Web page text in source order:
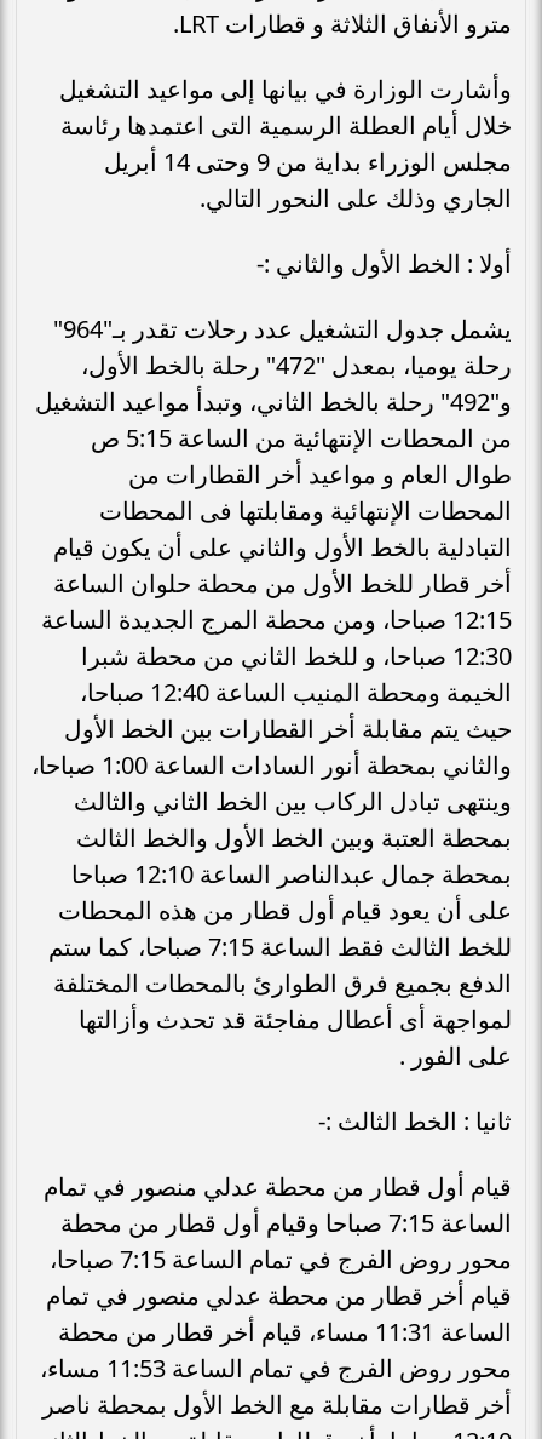
مترو الأنفاق الثلاثة و قطارات LRT.
وأشارت الوزارة في بيانها إلى مواعيد التشغيل
خلال أيام العطلة الرسمية التى اعتمدها رئاسة
مجلس الوزراء بداية من 9 وحتى 14 أبريل
الجاري وذلك على النحور التالي.
أولا : الخط الأول والثاني :-
يشمل جدول التشغيل عدد رحلات تقدر بـ"964"
رحلة يوميا، بمعدل "472" رحلة بالخط الأول،
و"492" رحلة بالخط الثاني، وتبدأ مواعيد التشغيل
من المحطات الإنتهائية من الساعة 5:15 ص
طوال العام و مواعيد أخر القطارات من
المحطات الإنتهائية ومقابلتها فى المحطات
التبادلية بالخط الأول والثاني على أن يكون قيام
أخر قطار للخط الأول من محطة حلوان الساعة
12:15 صباحا، ومن محطة المرج الجديدة الساعة
12:30 صباحا، و للخط الثاني من محطة شبرا
الخيمة ومحطة المنيب الساعة 12:40 صباحا،
حيث يتم مقابلة أخر القطارات بين الخط الأول
والثاني بمحطة أنور السادات الساعة 1:00 صباحا،
وينتهى تبادل الركاب بين الخط الثاني والثالث
بمحطة العتبة وبين الخط الأول والخط الثالث
بمحطة جمال عبدالناصر الساعة 12:10 صباحا
على أن يعود قيام أول قطار من هذه المحطات
للخط الثالث فقط الساعة 7:15 صباحا، كما ستم
الدفع بجميع فرق الطوارئ بالمحطات المختلفة
لمواجهة أى أعطال مفاجئة قد تحدث وأزالتها
على الفور .
ثانيا : الخط الثالث :-
قيام أول قطار من محطة عدلي منصور في تمام
الساعة 7:15 صباحا وقيام أول قطار من محطة
محور روض الفرج في تمام الساعة 7:15 صباحا،
قيام أخر قطار من محطة عدلي منصور في تمام
الساعة 11:31 مساء، قيام أخر قطار من محطة
محور روض الفرج في تمام الساعة 11:53 مساء،
أخر قطارات مقابلة مع الخط الأول بمحطة ناصر